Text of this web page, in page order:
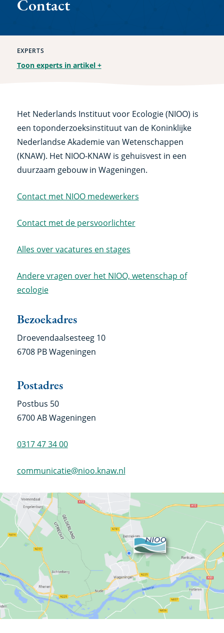
Contact
EXPERTS
Toon experts in artikel +
Het Nederlands Instituut voor Ecologie (NIOO) is
een toponderzoeksinstituut van de Koninklijke
Nederlandse Akademie van Wetenschappen
(KNAW). Het NIOO-KNAW is gehuisvest in een
duurzaam gebouw in Wageningen.
Contact met NIOO medewerkers
Contact met de persvoorlichter
Alles over vacatures en stages
Andere vragen over het NIOO, wetenschap of
ecologie
Bezoekadres
Droevendaalsesteeg 10
6708 PB Wageningen
Postadres
Postbus 50
6700 AB Wageningen
0317 47 34 00
communicatie@nioo.knaw.nl